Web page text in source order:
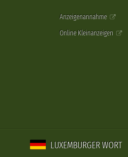
Anzeigenannahme
Online Kleinanzeigen
LUXEMBURGER WORT